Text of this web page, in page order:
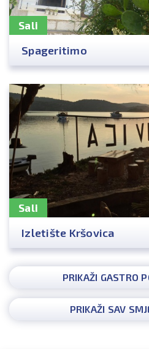
Sali
Spageritimo
Sali
Izletište Kršovica
PRIKAŽI GASTRO
PRIKAŽI SAV